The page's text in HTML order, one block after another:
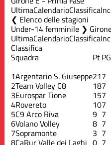
UltimaCalendarioClassifica
Elenco delle stagioni
Under-14 femminile ❯
UltimaCalendarioClassifica
Classifica
Squadra PtPG
1Argentario S. Giuseppe217
2Team Volley C8 187
3Eurospar Tione 157
4Rovereto 107
5C9 Arco Riva 9 7
6Volano Volley 8 7
7Sopramonte 3 7
8CaRur Valle dei Laghi 0 7